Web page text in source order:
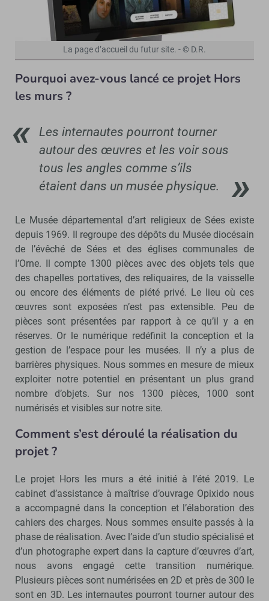
La page d’accueil du futur site. - © D.R.
Pourquoi avez-vous lancé ce projet Hors
les murs ?
Les internautes pourront tourner
autour des œuvres et les voir sous
tous les angles comme s’ils
étaient dans un musée physique.
Le Musée départemental d’art religieux de Sées existe
depuis 1969. Il regroupe des dépôts du Musée diocésain
de l’évêché de Sées et des églises communales de
l’Orne. Il compte 1300 pièces avec des objets tels que
des chapelles portatives, des reliquaires, de la vaisselle
ou encore des éléments de piété privé. Le lieu où ces
œuvres sont exposées n’est pas extensible. Peu de
pièces sont présentées par rapport à ce qu’il y a en
réserves. Or le numérique redéfinit la conception et la
gestion de l’espace pour les musées. Il n’y a plus de
barrières physiques. Nous sommes en mesure de mieux
exploiter notre potentiel en présentant un plus grand
nombre d’objets. Sur nos 1300 pièces, 1000 sont
numérisés et visibles sur notre site.
Comment s’est déroulé la réalisation du
projet ?
Le projet Hors les murs a été initié à l’été 2019. Le
cabinet d’assistance à maîtrise d’ouvrage Opixido nous
a accompagné dans la conception et l’élaboration des
cahiers des charges. Nous sommes ensuite passés à la
phase de réalisation. Avec l’aide d’un studio spécialisé et
d’un photographe expert dans la capture d’œuvres d’art,
nous avons engagé cette transition numérique.
Plusieurs pièces sont numérisées en 2D et près de 300 le
sont en 3D. Les internautes pourront tourner autour des